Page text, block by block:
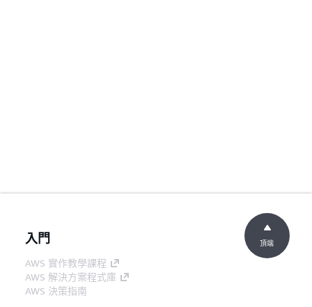
入門
AWS 實作教學課程
AWS 解決方案程式庫
AWS 決策指南
頂端